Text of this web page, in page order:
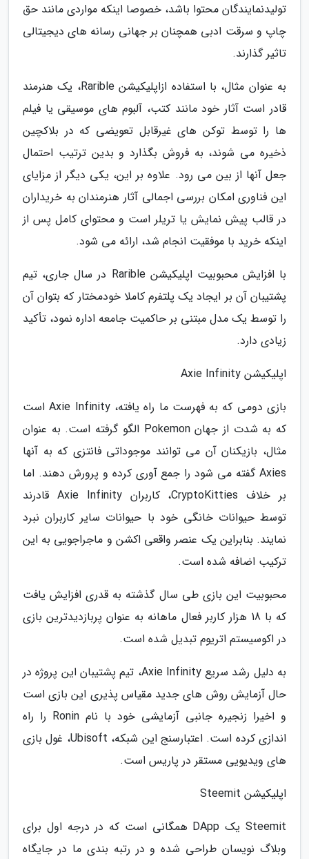
تولیدنمایندگان محتوا باشد، خصوصا اینکه مواردی مانند حق
چاپ و سرقت ادبی همچنان بر جهانی رسانه های دیجیتالی
تاثیر گذارند.
به عنوان مثال، با استفاده ازاپلیکیشن Rarible، یک هنرمند
قادر است آثار خود مانند کتب، آلبوم های موسیقی یا فیلم
ها را توسط توکن های غیرقابل تعویضی که در بلاکچین
ذخیره می شوند، به فروش بگذارد و بدین ترتیب احتمال
جعل آنها از بین می رود. علاوه بر این، یکی دیگر از مزایای
این فناوری امکان بررسی اجمالی آثار هنرمندان به خریداران
در قالب پیش نمایش یا تریلر است و محتوای کامل پس از
اینکه خرید با موفقیت انجام شد، ارائه می شود.
با افزایش محبوبیت اپلیکیشن Rarible در سال جاری، تیم
پشتیبان آن بر ایجاد یک پلتفرم کاملا خودمختار که بتوان آن
را توسط یک مدل مبتنی بر حاکمیت جامعه اداره نمود، تأکید
زیادی دارد.
اپلیکیشن Axie Infinity
بازی دومی که به فهرست ما راه یافته، Axie Infinity است
که به شدت از جهان Pokemon الگو گرفته است. به عنوان
مثال، بازیکنان آن می توانند موجوداتی فانتزی که به آنها
Axies گفته می شود را جمع آوری کرده و پرورش دهند. اما
بر خلاف CryptoKitties، کاربران Axie Infinity قادرند
توسط حیوانات خانگی خود با حیوانات سایر کاربران نبرد
نمایند. بنابراین یک عنصر واقعی اکشن و ماجراجویی به این
ترکیب اضافه شده است.
محبوبیت این بازی طی سال گذشته به قدری افزایش یافت
که با 18 هزار کاربر فعال ماهانه به عنوان پربازدیدترین بازی
در اکوسیستم اتریوم تبدیل شده است.
به دلیل رشد سریع Axie Infinity، تیم پشتیبان این پروژه در
حال آزمایش روش های جدید مقیاس پذیری این بازی است
و اخیرا زنجیره جانبی آزمایشی خود با نام Ronin را راه
اندازی کرده است. اعتبارسنج این شبکه، Ubisoft، غول بازی
های ویدیویی مستقر در پاریس است.
اپلیکیشن Steemit
Steemit یک DApp همگانی است که در درجه اول برای
وبلاگ نویسان طراحی شده و در رتبه بندی ما در جایگاه